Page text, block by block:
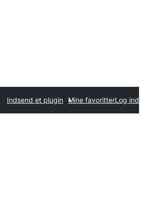
Indsend et plugin Mine favoritterLog ind